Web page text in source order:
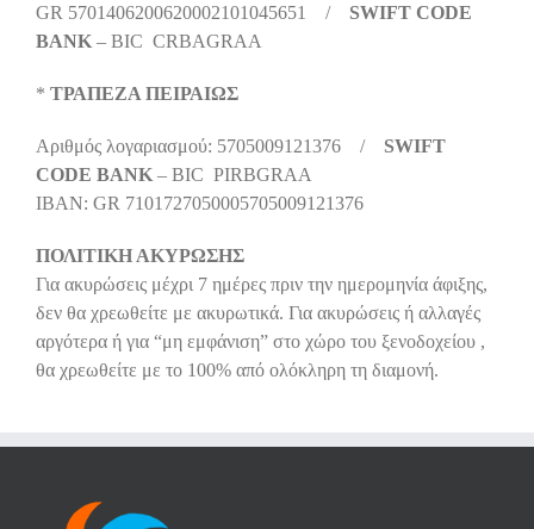
GR 5701406200620002101045651 / SWIFT CODE
BANK – BIC CRBAGRAA
* ΤΡΑΠΕΖΑ ΠΕΙΡΑΙΩΣ
Αριθμός λογαριασμού: 5705009121376 / SWIFT
CODE BANK – BIC PIRBGRAA
IBAN: GR 7101727050005705009121376
ΠΟΛΙΤΙΚΗ ΑΚΥΡΩΣΗΣ
Για ακυρώσεις μέχρι 7 ημέρες πριν την ημερομηνία άφιξης,
δεν θα χρεωθείτε με ακυρωτικά. Για ακυρώσεις ή αλλαγές
αργότερα ή για “μη εμφάνιση” στο χώρο του ξενοδοχείου ,
θα χρεωθείτε με το 100% από ολόκληρη τη διαμονή.